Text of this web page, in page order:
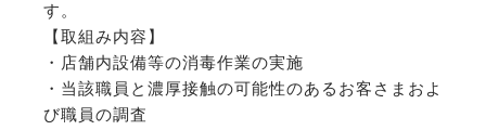
す。
【取組み内容】
・店舗内設備等の消毒作業の実施
・当該職員と濃厚接触の可能性のあるお客さまおよ
び職員の調査